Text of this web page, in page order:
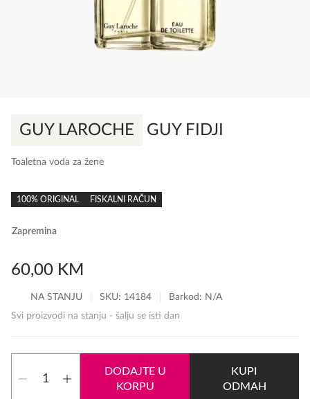
GUY LAROCHE GUY FIDJI
Toaletna voda za žene
rating
100% ORIGINAL FISKALNI RAČUN
Zapremina
60,00 KM
NA STANJU SKU: 14184
Barkod: N/A
Svi proizvodi na stanju - šalju se isti dan
Laroche
DODAJTE U
KORPU
KUPI
ODMAH